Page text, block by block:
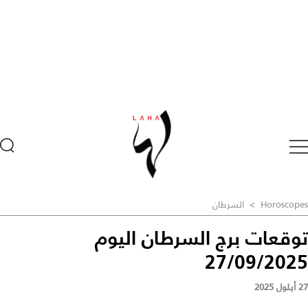
Horoscopes
> السرطان
توقعات برج السرطان اليوم
27/09/2025
27 أيلول 2025